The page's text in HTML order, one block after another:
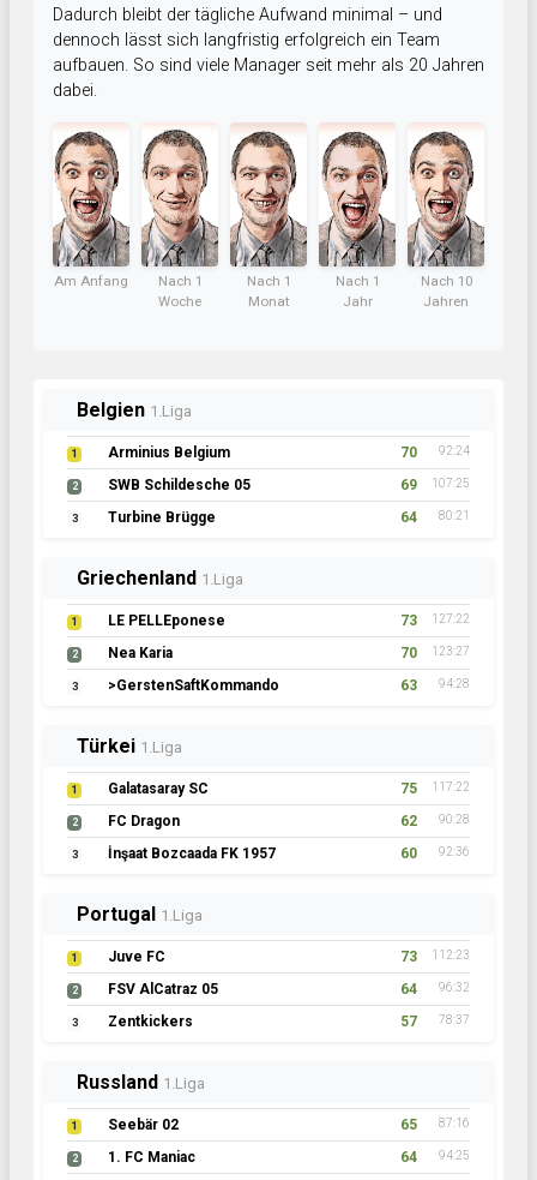
Dadurch bleibt der tägliche Aufwand minimal – und
dennoch lässt sich langfristig erfolgreich ein Team
aufbauen. So sind viele Manager seit mehr als 20 Jahren
dabei.
Am Anfang
Nach 1
Woche
Nach 1
Monat
Nach 1
Jahr
Nach 10
Jahren
Belgien 1.Liga
1 Arminius Belgium 70 92:24
2 SWB Schildesche 05 69 107:25
3 Turbine Brügge 64 80:21
Griechenland 1.Liga
1 LE PELLEponese 73 127:22
2 Nea Karia 70 123:27
3 >GerstenSaftKommando 63 94:28
Türkei 1.Liga
1 Galatasaray SC 75 117:22
2 FC Dragon 62 90:28
3 İnşaat Bozcaada FK 1957 60 92:36
Portugal 1.Liga
1 Juve FC 73 112:23
2 FSV AlCatraz 05 64 96:32
3 Zentkickers 57 78:37
Russland 1.Liga
1 Seebär 02 65 87:16
2 1. FC Maniac 64 94:25